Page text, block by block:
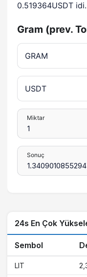
0.519364USDT idi.
Gram (prev.
Miktar
Sonuç
24s En Çok
Sembol
LIT